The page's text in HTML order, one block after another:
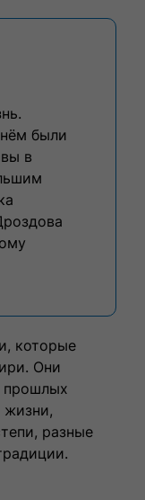
были
в
которые
Они
прошлых
жизни,
разные